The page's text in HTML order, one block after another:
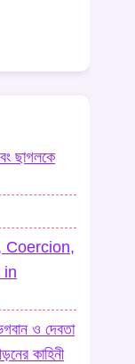
ছাগলকে
Coercion,
in
ও দেবতা
কাহিনী